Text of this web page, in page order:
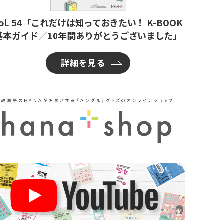
54「これだけは知っておきたい！ K-BOOK
本ガイド／10年間ありがとうございました」
詳細を見る